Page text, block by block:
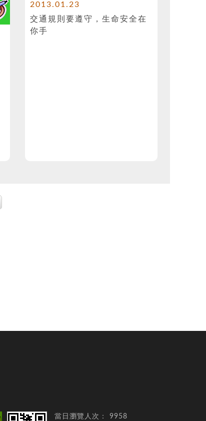
2013.01.23
交通規則要遵守，生命安全在
你手
當日瀏覽人次：9958